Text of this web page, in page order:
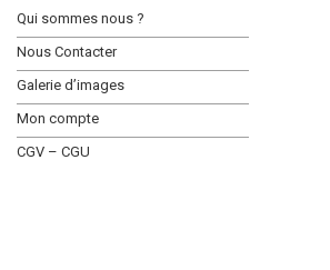
Qui sommes nous ?
Nous Contacter
Galerie d’images
Mon compte
CGV – CGU